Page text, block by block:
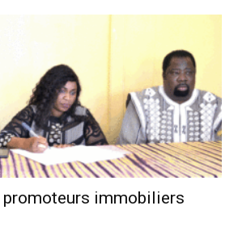
promoteurs immobiliers